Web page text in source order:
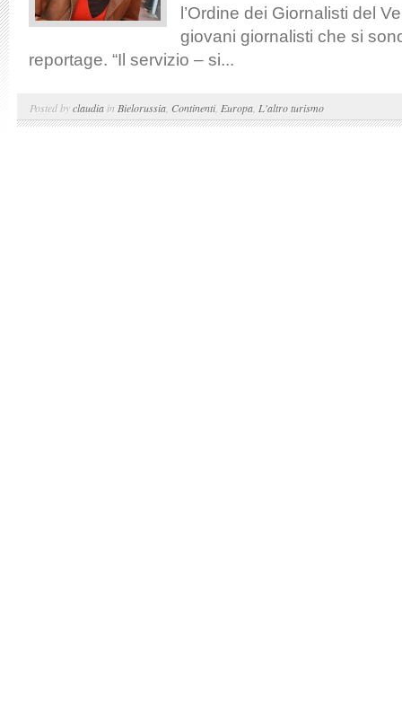
l’Ordine dei Giornalisti del
giovani giornalisti che si
reportage. “Il servizio – si...
Posted byclaudia in Bielorussia Continenti, Europa L'altro turismo